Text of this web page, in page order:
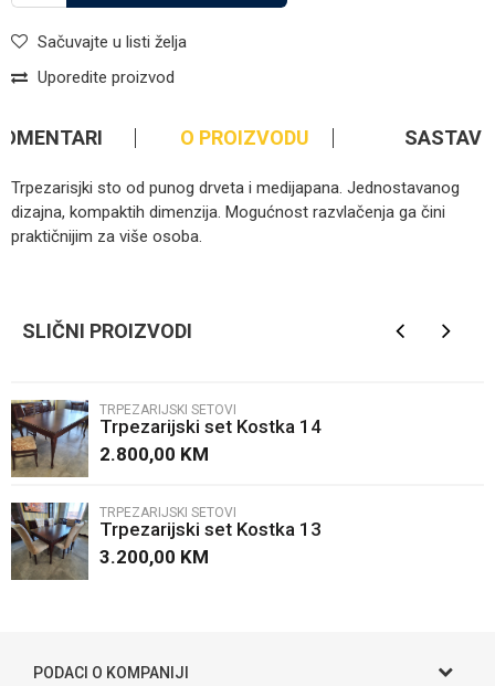
Sačuvajte u listi želja
Uporedite proizvod
O PROIZVODU SASTAV
Trpezarisjki sto od punog drveta i medijapana. Jednostavanog
dizajna, kompaktih dimenzija. Mogućnost razvlačenja ga čini
praktičnijim za više osoba.
Poruka
SLIČNI PROIZVODI
TRPEZARIJSKI SETOVI
Trpezarijski set Kostka 14
2.800,00 KM
TRPEZARIJSKI SETOVI
Trpezarijski set Kostka 13
3.200,00 KM
PODACI O KOMPANIJI